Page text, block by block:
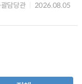
담당관
2026.08.05